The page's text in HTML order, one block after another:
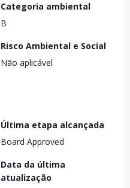
Categoria ambiental
B
Risco Ambiental e Social
Não aplicável
Última etapa alcançada
Board Approved
Data da última
atualização